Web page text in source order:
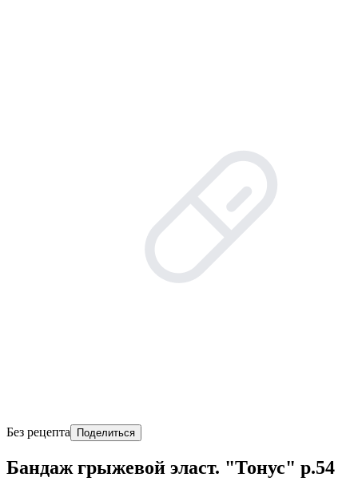
Без рецепта Поделиться
Бандаж грыжевой эласт. "Тонус" р.54